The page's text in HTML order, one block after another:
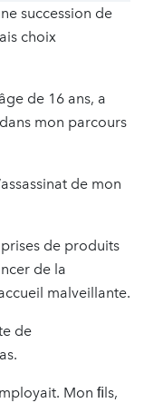
succession de
choix
de 16 ans, a
mon parcours
de mon
de produits
de la
malveillante.
de
Mon ﬁls,